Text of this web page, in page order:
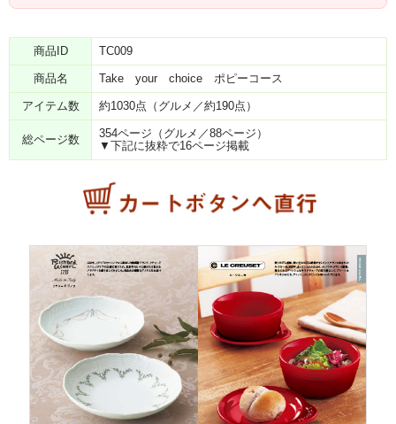
商品ID TC009
商品名 Take your choice ポピーコース
アイテム数 約1030点（グルメ／約190点）
総ページ数
354ページ（グルメ／88ページ）
▼下記に抜粋で16ページ掲載